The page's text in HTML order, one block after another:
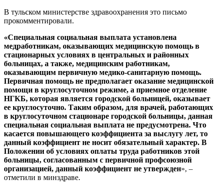
В тульском министерстве здравоохранения это письмо
прокомментировали.
«Специальная социальная выплата установлена
медработникам, оказывающих медицинскую помощь в
стационарных условиях в центральных и районных
больницах, а также, медицинским работникам,
оказывающим первичную медико-санитарную помощь.
Первичная помощь не предполагает оказание медицинской
помощи в круглосуточном режиме, а приемное отделение
НГКБ, которая является городской больницей, оказывает
ее круглосуточно. Таким образом, для врачей, работающих
в круглосуточном стационаре городской больницы, данная
специальная социальная выплата не предусмотрена. Что
касается повышающего коэффициента за выслугу лет, то
данный коэффициент не носит обязательный характер. В
Положении об условиях оплаты труда работников этой
больницы, согласованным с первичной профсоюзной
организацией, данный коэффициент не утвержден», –
отметили в минздраве.